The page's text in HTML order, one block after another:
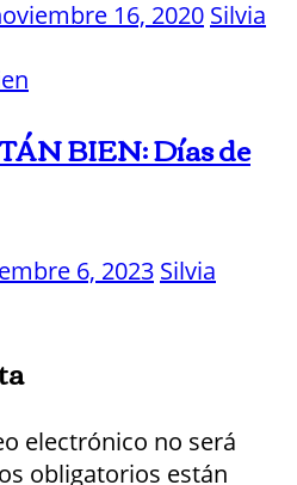
16, 2020 Silvia
BIEN: Días de
6, 2023 Silvia
electrónico no será
obligatorios están